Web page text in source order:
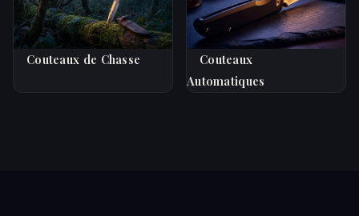
Couteaux de Chasse
Couteaux
Automatiques